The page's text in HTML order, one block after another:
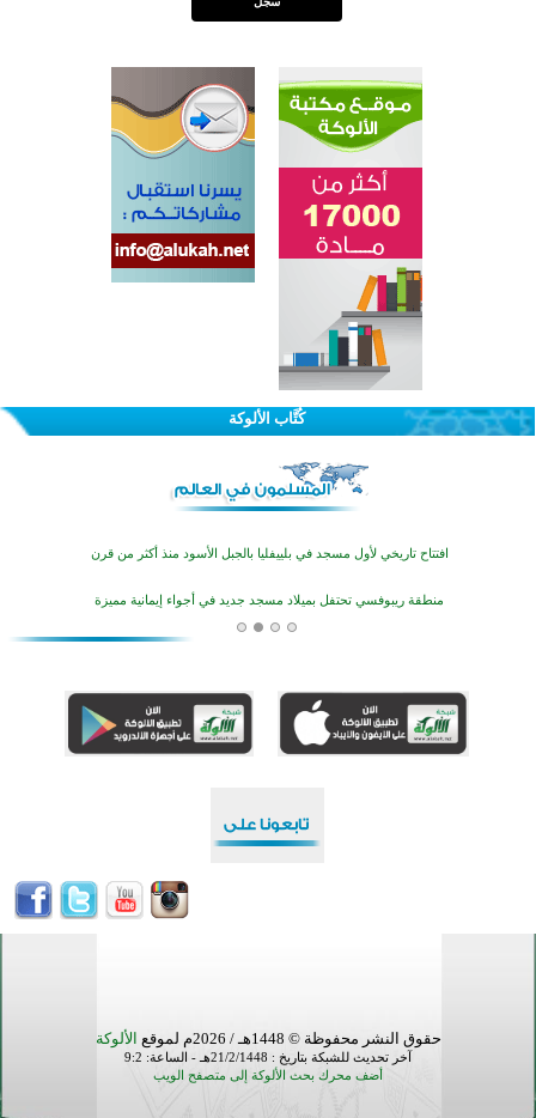
كُتَّاب الألوكة
اختتام الدورة التاسعة لمسابقة حفظ وتلاوة القرآن الكريم في أزناكاييف
تيسليتش تختتم برنامجا تعليميا لتعزيز القيم وبناء الشخصية للشباب المسلمين
اختتام منافسات قرآنية متميزة في بنغلاديش بمشاركة 3000 متسابق
أكبر مشروع إسلامي في ريف أستراليا يفتتح أبوابه بعد سنوات من العمل والعطاء
اختتام الدورة التاسعة لمسابقة حفظ وتلاوة القرآن الكريم في أزناكاييف
حقوق النشر محفوظة © 1448هـ / 2026م لموقع الألوكة
آخر تحديث للشبكة بتاريخ : 21/2/1448هـ - الساعة: 9:2
أضف محرك بحث الألوكة إلى متصفح الويب